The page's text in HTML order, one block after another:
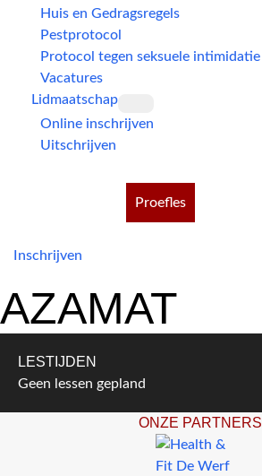
Huis en Gedragsregels
Pestprotocol
Protocol tegen seksuele intimidatie
Vacatures
Lidmaatschap
Online inschrijven
Uitschrijven
Proefles
Inschrijven
AZAMAT
LESTIJDEN
Geen lessen gepland
ONZE PARTNERS